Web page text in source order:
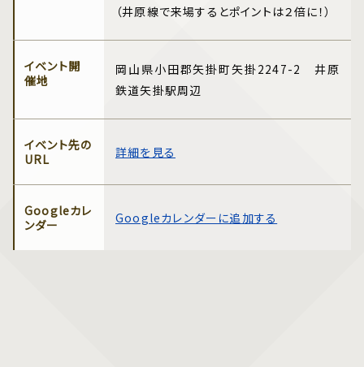
（井原線で来場するとポイントは２倍に！）
イベント開
催地
岡山県小田郡矢掛町矢掛2247-2 井原
鉄道矢掛駅周辺
イベント先の
URL
詳細を見る
Googleカレ
ンダー
Googleカレンダーに追加する